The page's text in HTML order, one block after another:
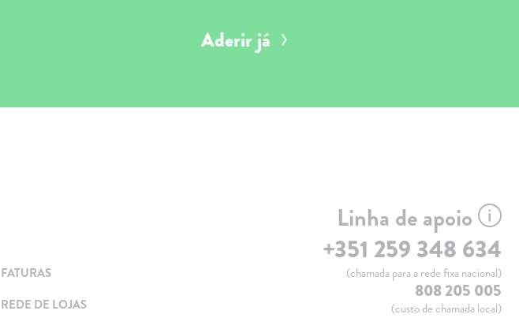
Aderir já
FATURAS
REDE DE LOJAS
Linha de apoio
+351 259 348 634
(chamada para a rede fixa nacional)
808 205 005
(custo de chamada local)